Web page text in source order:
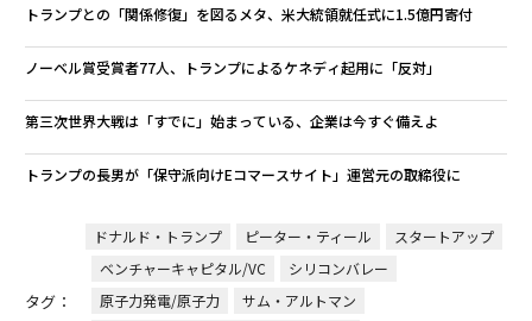
トランプとの「関係修復」を図るメタ、米大統領就任式に1.5億円寄付
ノーベル賞受賞者77人、トランプによるケネディ起用に「反対」
第三次世界大戦は「すでに」始まっている、企業は今すぐ備えよ
トランプの長男が「保守派向けEコマースサイト」運営元の取締役に
タグ：
ドナルド・トランプ ピーター・ティール
スタートアップ
ベンチャーキャピタル/VC
シリコンバレー
原子力発電/原子力
サム・アルトマン